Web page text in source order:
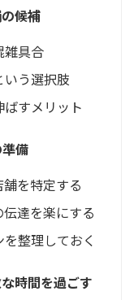
候補
雑具合
う選択肢
すメリット
備
を特定する
達を楽にする
整理しておく
時間を過ごす